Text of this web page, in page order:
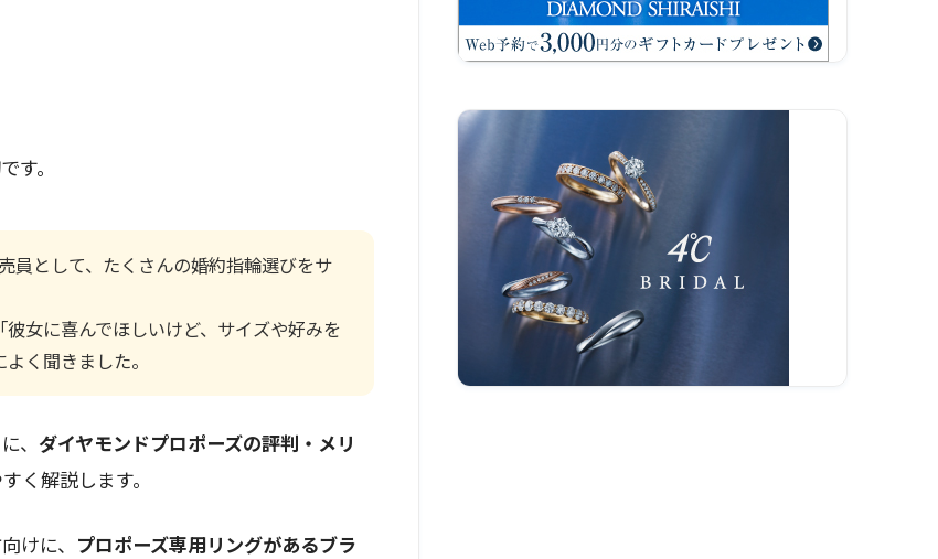
す。
員として、たくさんの婚約指輪選びをサ
女に喜んでほしいけど、サイズや好みを
く聞きました。
、 ダイヤモンドプロポーズの評判・メリ
く解説します。
けに、 プロポーズ専用リングがあるブラ